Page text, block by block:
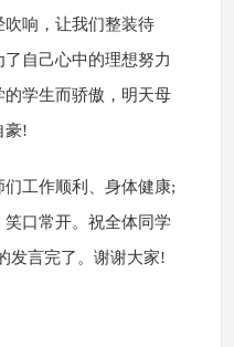
响，让我们整装待
自己心中的理想努力
学生而骄傲，明天母
豪!
工作顺利、身体健康;
口常开。祝全体同学
发言完了。谢谢大家!